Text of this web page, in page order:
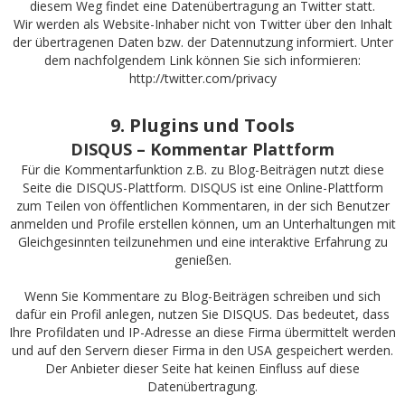
diesem Weg findet eine Datenübertragung an Twitter statt.
Wir werden als Website-Inhaber nicht von Twitter über den Inhalt
der übertragenen Daten bzw. der Datennutzung informiert. Unter
dem nachfolgendem Link können Sie sich informieren:
http://twitter.com/privacy
9. Plugins und Tools
DISQUS – Kommentar Plattform
Für die Kommentarfunktion z.B. zu Blog-Beiträgen nutzt diese
Seite die DISQUS-Plattform. DISQUS ist eine Online-Plattform
zum Teilen von öffentlichen Kommentaren, in der sich Benutzer
anmelden und Profile erstellen können, um an Unterhaltungen mit
Gleichgesinnten teilzunehmen und eine interaktive Erfahrung zu
genießen.
Wenn Sie Kommentare zu Blog-Beiträgen schreiben und sich
dafür ein Profil anlegen, nutzen Sie DISQUS. Das bedeutet, dass
Ihre Profildaten und IP-Adresse an diese Firma übermittelt werden
und auf den Servern dieser Firma in den USA gespeichert werden.
Der Anbieter dieser Seite hat keinen Einfluss auf diese
Datenübertragung.